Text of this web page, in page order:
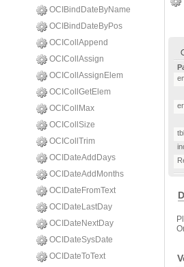
OCIBindDateByName
OCIBindDateByPos
OCICollAppend
OCICollAssign
OCICollAssignElem
OCICollGetElem
OCICollMax
OCICollSize
OCICollTrim
OCIDateAddDays
OCIDateAddMonths
OCIDateFromText
OCIDateLastDay
OCIDateNextDay
OCIDateSysDate
OCIDateToText
tbl